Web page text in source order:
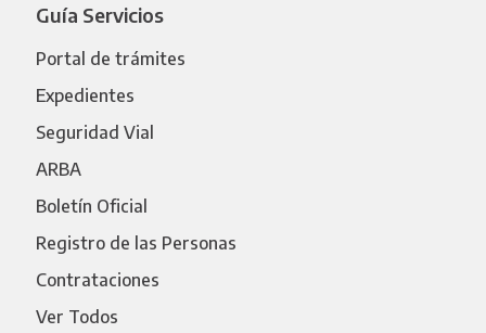
Guía Servicios
Portal de trámites
Expedientes
Seguridad Vial
ARBA
Boletín Oficial
Registro de las Personas
Contrataciones
Ver Todos